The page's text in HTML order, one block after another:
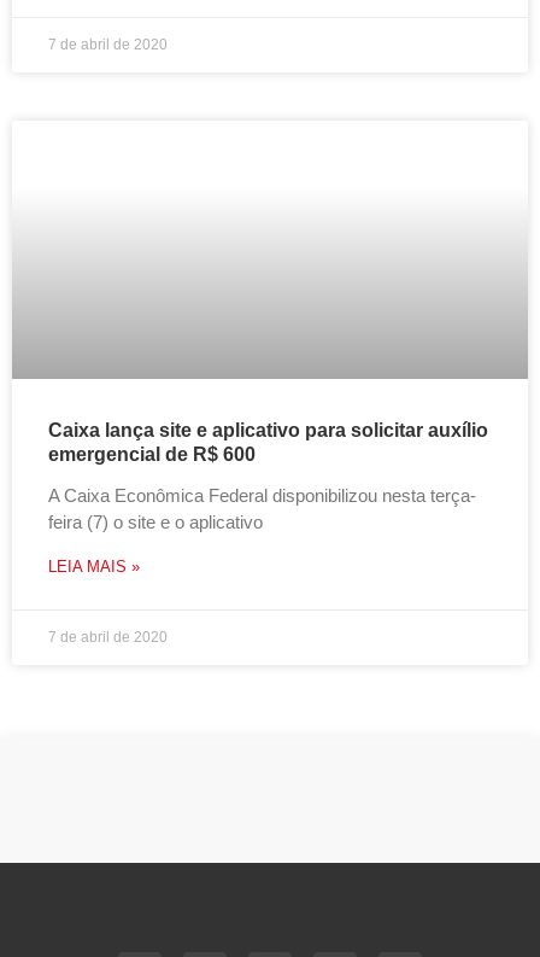
7 de abril de 2020
Caixa lança site e aplicativo para solicitar auxílio
emergencial de R$ 600
A Caixa Econômica Federal disponibilizou nesta terça-
feira (7) o site e o aplicativo
LEIA MAIS »
7 de abril de 2020